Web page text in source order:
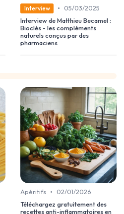
Interview •
05/03/2025
Interview de Matthieu Becamel :
Bioclès - les compléments
naturels conçus par des
pharmaciens
Apéritifs •
02/01/2026
Téléchargez gratuitement des
recettes anti-inflammatoires en